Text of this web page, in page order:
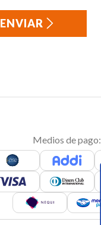
ENVIAR
Medios de pago: